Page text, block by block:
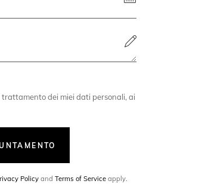
trattamento dei miei dati personali, ai
Policy and Terms of Service apply.